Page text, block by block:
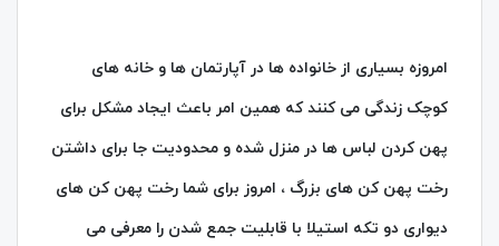
امروزه بسیاری از خانواده ها در آپارتمان ها و خانه های
کوچک زندگی می کنند که همین امر باعث ایجاد مشکل برای
پهن کردن لباس ها در منزل شده و محدودیت جا برای داشتن
رخت پهن کن های بزرگ ، امروز برای شما رخت پهن کن های
دیواری دو تکه استیلا با قابلیت جمع شدن را معرفی می